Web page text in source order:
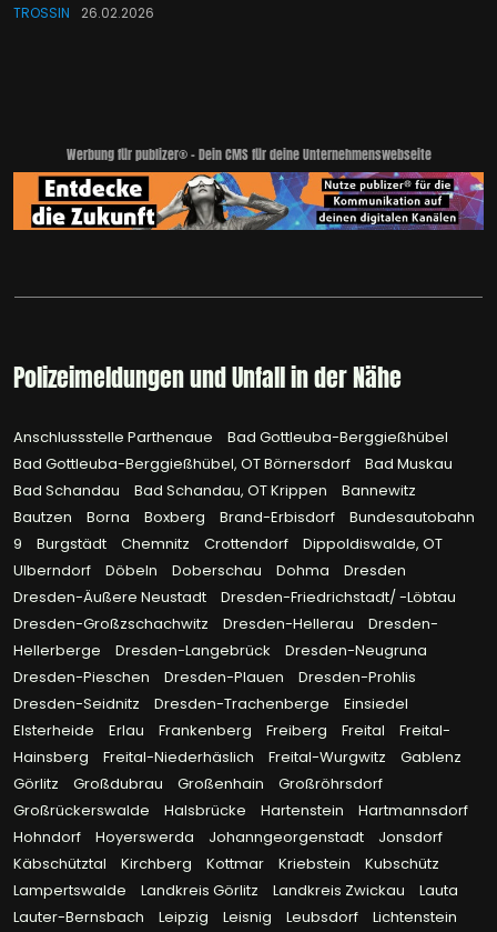
TROSSIN 26.02.2026
Werbung für publizer® - Dein CMS für deine Unternehmenswebseite
Polizeimeldungen und Unfall in der Nähe
Anschlussstelle Parthenaue
Bad Gottleuba-Berggießhübel
Bad Gottleuba-Berggießhübel, OT Börnersdorf
Bad Muskau
Bad Schandau
Bad Schandau, OT Krippen
Bannewitz
Bautzen
Borna Boxberg Brand-Erbisdorf
Bundesautobahn
9
Burgstädt Chemnitz Crottendorf
Dippoldiswalde, OT
Ulberndorf
Döbeln Doberschau Dohma
Dresden
Dresden-Äußere Neustadt
Dresden-Friedrichstadt/ -Löbtau
Dresden-Großzschachwitz
Dresden-Hellerau
Dresden-
Hellerberge
Dresden-Langebrück
Dresden-Neugruna
Dresden-Pieschen
Dresden-Plauen
Dresden-Prohlis
Dresden-Seidnitz
Dresden-Trachenberge
Einsiedel
Elsterheide
Erlau Frankenberg Freiberg Freital
Freital-
Hainsberg
Freital-Niederhäslich Freital-Wurgwitz
Gablenz
Görlitz
Großdubrau Großenhain
Großröhrsdorf
Großrückerswalde
Halsbrücke Hartenstein
Hartmannsdorf
Hohndorf
Hoyerswerda Johanngeorgenstadt
Jonsdorf
Käbschütztal
Kirchberg Kottmar Kriebstein
Kubschütz
Lampertswalde
Landkreis Görlitz Landkreis Zwickau
Lauta
Lauter-Bernsbach
Leipzig Leisnig Leubsdorf
Lichtenstein